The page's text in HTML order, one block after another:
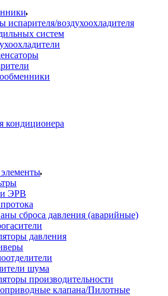
воздухоохладителя
систем
кондиционера
ЭРВ
сброса давления (аварийные)
давления
шума
производительности
клапана/Пилотные